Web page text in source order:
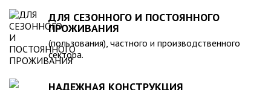
ДЛЯ СЕЗОННОГО И ПОСТОЯННОГО
ПРОЖИВАНИЯ
(пользования), частного и производственного
сектора.
НАДЕЖНАЯ КОНСТРУКЦИЯ